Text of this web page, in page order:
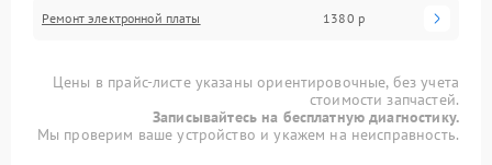
Ремонт электронной платы 1380 р
Цены в прайс-листе указаны ориентировочные, без учета
стоимости запчастей.
Записывайтесь на бесплатную диагностику.
Мы проверим ваше устройство и укажем на неисправность.